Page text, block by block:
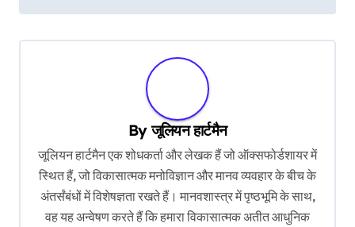
Byजूलियन हार्टमैन
जूलियन हार्टमैन एक शोधकर्ता और लेखक हैं जो ऑक्सफोर्डशायर में
स्थित हैं, जो विकासात्मक मनोविज्ञान और मानव व्यवहार के बीच के
अंतर्संबंधों में विशेषज्ञता रखते हैं। मानवशास्त्र में पृष्ठभूमि के साथ,
वह यह अन्वेषण करते हैं कि हमारा विकासात्मक अतीत आधुनिक